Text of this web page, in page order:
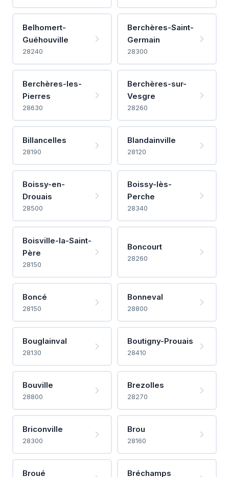
Belhomert-
Guéhouville
28240
Berchères-Saint-
Germain
28300
Berchères-les-
Pierres
28630
Berchères-sur-
Vesgre
28260
Billancelles
28190
Blandainville
28120
Boissy-en-
Drouais
28500
Boissy-lès-
Perche
28340
Boisville-la-Saint-
Père
28150
Boncourt
28260
Boncé
28150
Bonneval
28800
Bouglainval
28130
Boutigny-Prouais
28410
Bouville
28800
Brezolles
28270
Briconville
28300
Brou
28160
Broué Bréchamps